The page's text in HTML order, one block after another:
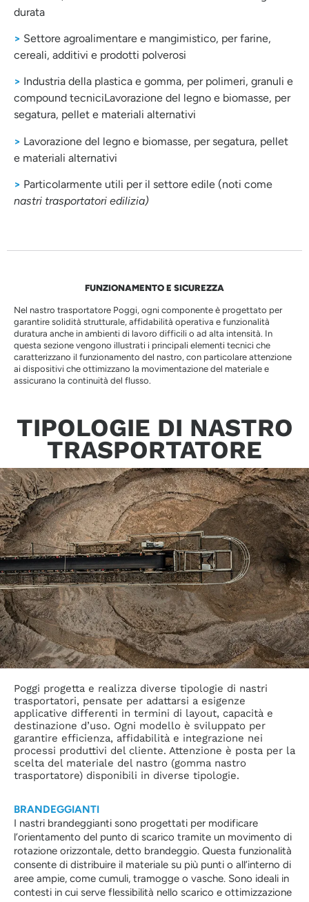
durata
> Settore agroalimentare e mangimistico, per farine,
cereali, additivi e prodotti polverosi
> Industria della plastica e gomma, per polimeri, granuli e
compound tecniciLavorazione del legno e biomasse, per
segatura, pellet e materiali alternativi
> Lavorazione del legno e biomasse, per segatura, pellet
e materiali alternativi
> Particolarmente utili per il settore edile (noti come
nastri trasportatori edilizia)
FUNZIONAMENTO E SICUREZZA
Nel nastro trasportatore Poggi, ogni componente è progettato per
garantire solidità strutturale, affidabilità operativa e funzionalità
duratura anche in ambienti di lavoro difficili o ad alta intensità. In
questa sezione vengono illustrati i principali elementi tecnici che
caratterizzano il funzionamento del nastro, con particolare attenzione
ai dispositivi che ottimizzano la movimentazione del materiale e
assicurano la continuità del flusso.
TIPOLOGIE DI NASTRO
TRASPORTATORE
Poggi progetta e realizza diverse tipologie di nastri
trasportatori, pensate per adattarsi a esigenze
applicative differenti in termini di layout, capacità e
destinazione d’uso. Ogni modello è sviluppato per
garantire efficienza, affidabilità e integrazione nei
processi produttivi del cliente. Attenzione è posta per la
scelta del materiale del nastro (gomma nastro
trasportatore) disponibili in diverse tipologie.
BRANDEGGIANTI
I nastri brandeggianti sono progettati per modificare
l’orientamento del punto di scarico tramite un movimento di
rotazione orizzontale, detto brandeggio. Questa funzionalità
consente di distribuire il materiale su più punti o all’interno di
aree ampie, come cumuli, tramogge o vasche. Sono ideali in
contesti in cui serve flessibilità nello scarico e ottimizzazione